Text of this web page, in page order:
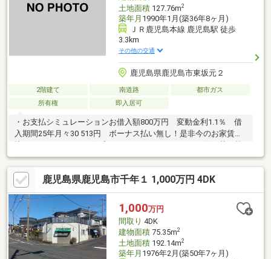
土地面積127.76m2
築年月 1990年1月(築36年8ヶ月)
ＪＲ鹿児島本線 鹿児島駅 徒歩
3.3km
その他の交通
鹿児島県鹿児島市東坂元２
2階建て 南道路
都市ガス
所有権
即入居可
・お支払シミュレーションお借入額800万円 変動金利1.1％ 借
入期間25年月々30 513円 ボーナス払い無し！是非今のお家賃と
お気軽にご相談ください。お気軽にお問い合わせください！
鹿児島県鹿児島市千年１ 1,000万円 4DK
1,000万円
間取り 4DK
建物面積75.35m2
土地面積192.14m2
築年月 1976年2月(築50年7ヶ月)